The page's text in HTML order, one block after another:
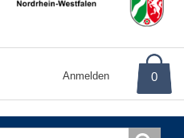
Anmelden 0